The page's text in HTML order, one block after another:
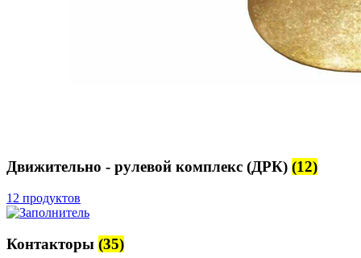
Движительно - рулевой комплекс (ДРК) (12)
12 продуктов
Контакторы (35)